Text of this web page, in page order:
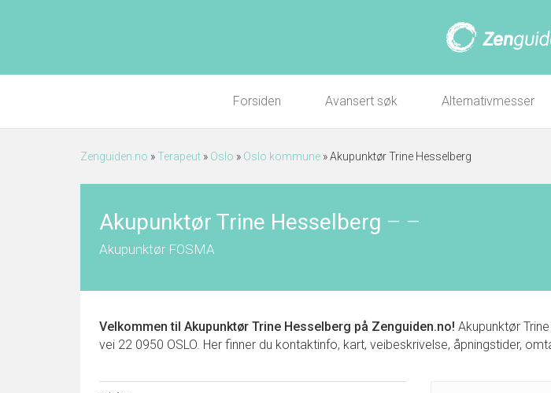
Forsiden Avansert søk Alternativmesser
Zenguiden.no »Terapeut » Oslo » Oslo kommune »Akupunktør Trine Hesselberg
Akupunktør Trine Hesselberg – –
Akupunktør FOSMA
Velkommen til Akupunktør Trine Hesselberg på Zenguiden.no! Akupunktør
vei 22 0950 OSLO. Her finner du kontaktinfo, kart, veibeskrivelse, åpningstider,